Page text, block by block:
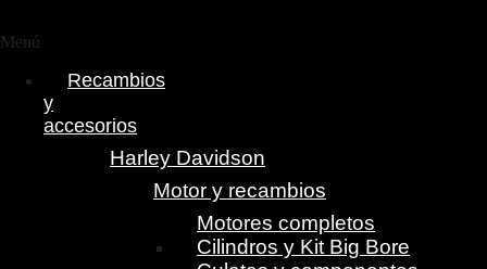
Menú
Recambios
y
accesorios
Harley Davidson
Motor y recambios
Motores completos
Cilindros y Kit Big Bore